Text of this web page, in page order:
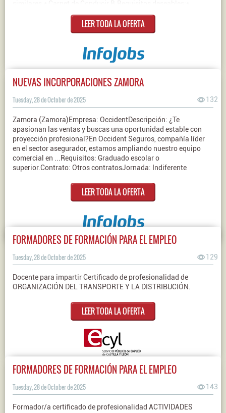
Gestión d Office, ERP, Navision, procedimientos, etc.*
Conocimientos de la normativa de PCIContrato:
IndefinidoJornada: Completa
LEER TODA LA OFERTA
NUEVAS INCORPORACIONES ZAMORA
Tuesday, 28 de October de 2025 132
Zamora (Zamora)Empresa: OccidentDescripción: ¿Te
apasionan las ventas y buscas una oportunidad estable con
proyección profesional?En Occident Seguros, compañía líder
en el sector asegurador, estamos ampliando nuestro equipo
comercial en ...Requisitos: Graduado escolar o
superior.Contrato: Otros contratosJornada: Indiferente
LEER TODA LA OFERTA
FORMADORES DE FORMACIÓN PARA EL EMPLEO
Tuesday, 28 de October de 2025 129
Docente para impartir Certificado de profesionalidad de
ORGANIZACIÓN DEL TRANSPORTE Y LA DISTRIBUCIÓN.
LEER TODA LA OFERTA
FORMADORES DE FORMACIÓN PARA EL EMPLEO
Tuesday, 28 de October de 2025 143
Formador/a certificado de profesionalidad ACTIVIDADES